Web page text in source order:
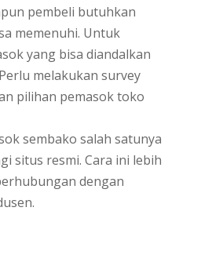
pembeli butuhkan
memenuhi. Untuk
yang bisa diandalkan
melakukan survey
pilihan pemasok toko
sembako salah satunya
situs resmi. Cara ini lebih
dengan